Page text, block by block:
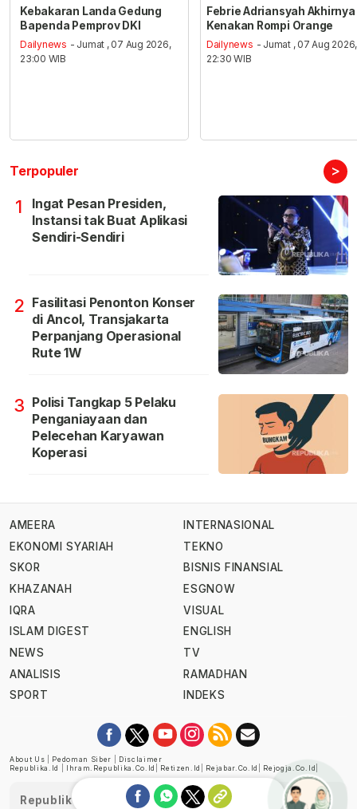
Kebakaran Landa Gedung
Bapenda Pemprov DKI
Dailynews - Jumat , 07 Aug 2026,
23:00 WIB
Febrie Adriansyah Akhirnya
Kenakan Rompi Orange
Dailynews - Jumat , 07 Aug 2026,
22:30 WIB
Terpopuler >
1
Ingat Pesan Presiden,
Instansi tak Buat Aplikasi
Sendiri-Sendiri
2 Fasilitasi Penonton Konser
di Ancol, Transjakarta
Perpanjang Operasional
Rute 1W
3 Polisi Tangkap 5 Pelaku
Penganiayaan dan
Pelecehan Karyawan
Koperasi
AMEERA
EKONOMI SYARIAH
SKOR
KHAZANAH
IQRA
ISLAM DIGEST
NEWS
ANALISIS
SPORT
INTERNASIONAL
TEKNO
BISNIS FINANSIAL
ESGNOW
VISUAL
ENGLISH
TV
RAMADHAN
INDEKS
About Us Pedoman Siber
Disclaimer
Republika.id
Ihram.republika.co.id Retizen.id Rejabar.co.id Rejogja.co.id
Republika telah diverifikasi oleh Dewan Pers